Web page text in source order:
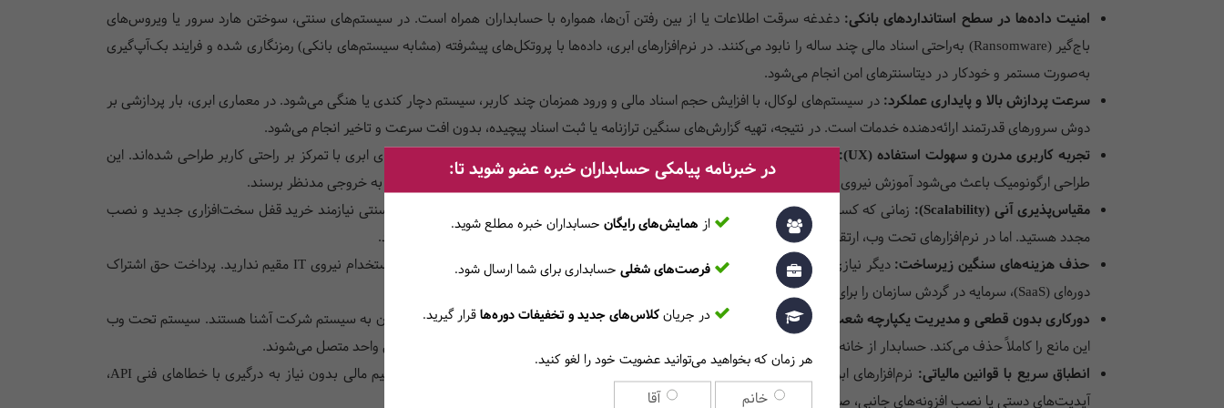
امنیت داده‌ها در سطح استانداردهای بانکی: دغدغه سرقت اطلاعات یا از بین رفتن آن‌ها، همواره با حسابداران همراه است. در سیستم‌های سنتی، سوختن هارد سرور یا ویروس‌های
باج‌گیر (Ransomware) به‌راحتی اسناد مالی چند ساله را نابود می‌کنند. در نرم‌افزارهای ابری، داده‌ها با پروتکل‌های پیشرفته (مشابه سیستم‌های بانکی) رمزنگاری شده و فرایند بک‌آپ‌گیری
به‌صورت مستمر و خودکار در دیتاسنترهای امن انجام می‌شود.
سرعت پردازش بالا و پایداری عملکرد: در سیستم‌های لوکال، با افزایش حجم اسناد مالی و ورود همزمان چند کاربر، سیستم دچار کندی یا هنگی می‌شود. در معماری ابری، بار پردازشی بر
دوش سرورهای قدرتمند ارائه‌دهنده خدمات است. در نتیجه، تهیه گزارش‌های سنگین ترازنامه یا ثبت اسناد پیچیده، بدون افت سرعت و تاخیر انجام می‌شود.
تجربه کاربری مدرن و سهولت استفاده (UX):
برخلاف نرم‌افزارهای سنتی که منوهای تودرتو و رابط کاربری پیچیده‌ای دارند، راهکارهای ابری با تمرکز بر راحتی کاربر طراحی شده‌اند. این
طراحی ارگونومیک باعث می‌شود آموزش نیروی کار جدید (Onboarding) در کوتاه‌ترین زمان انجام شود و حسابداران با کمترین کلیک به خروجی مدنظر برسند.
مقیاس‌پذیری آنی (Scalability):
زمانی که کسب‌وکار شما توسعه می‌یابد و شعبه یا کاربر جدیدی اضافه می‌کنید، در سیستم‌های سنتی نیازمند خرید قفل سخت‌افزاری جدید و نصب
مجدد هستید. اما در نرم‌افزارهای تحت وب، ارتقای دسترسی‌ها و افزودن کاربر جدید تنها با چند کلیک و در همان لحظه صورت می‌گیرد.
حذف هزینه‌های سنگین زیرساخت:
دیگر نیازی به خرید سرورهای فیزیکی گران‌قیمت، تجهیزات شبکه، سیستم‌های خنک‌کننده و استخدام نیروی IT مقیم ندارید. پرداخت حق اشتراک
دوره‌ای (SaaS)، سرمایه در گردش سازمان را برای بخش‌های حیاتی‌تر آزاد می‌کند.
دورکاری بدون قطعی و مدیریت یکپارچه شعب:
حسابداران به‌خوبی با کندی و قطعی نرم‌افزارهایی مثل AnyDesk هنگام ریموت زدن به سیستم شرکت آشنا هستند. سیستم تحت وب
این مانع را کاملاً حذف می‌کند. حسابدار از خانه و مدیرعامل از شعبه‌ای در کشوری دیگر، همزمان و با بالاترین کیفیت به یک دیتابیس واحد متصل می‌شوند.
انطباق سریع با قوانین مالیاتی:
نرم‌افزارهای ابری استاندارد، به‌طور مداوم با تغییرات قوانین سازمان امور مالیاتی به‌روز می‌شوند. تیم مالی بدون نیاز به درگیری با خطاهای فنی API،
آپدیت‌های دستی یا نصب افزونه‌های جانبی، صورتحساب‌های الکترونیکی را مستقیماً به سامانه مودیان ارسال می‌کند.
در خبرنامه پیامکی حسابداران خبره عضو شوید تا:
از همایش‌های رایگان حسابداران خبره مطلع ‎شوید.
فرصت‌های شغلی حسابداری برای شما ارسال شود.
در جریانکلاس‌های جدید و تخفیفات دوره‌هاقرار گیرید.
هر زمان که بخواهید می‌توانید عضویت خود را لغو کنید.
خانم آقا